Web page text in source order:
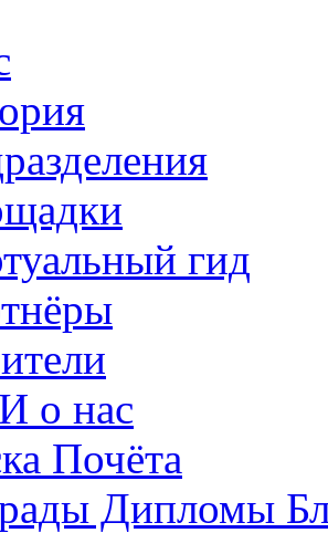
гид
о нас
Почёта
Дипломы